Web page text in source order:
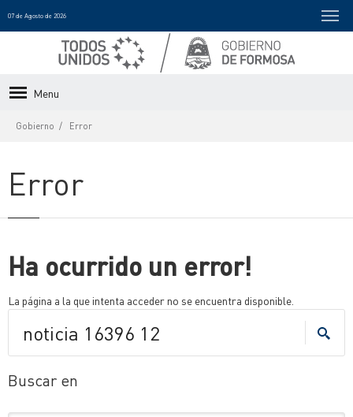
07 de Agosto de 2026
Menu
Gobierno Error
Error
Ha ocurrido un error!
La página a la que intenta acceder no se encuentra disponible.
Buscar en